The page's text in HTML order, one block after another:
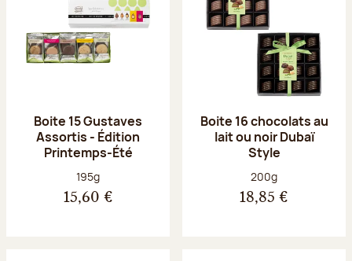
Boite 15 Gustaves
Assortis - Édition
Printemps-Été
Poids net :
195g
15,60 €
Boite 16 chocolats au
lait ou noir Dubaï
Style
Poids net :
200g
18,85 €